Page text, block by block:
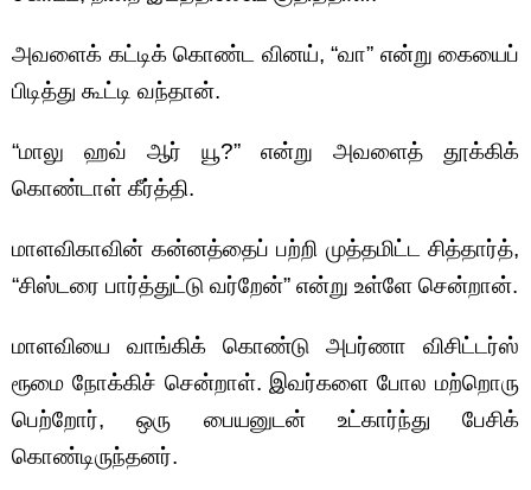
அவளைக் கட்டிக் கொண்ட வினய், “வா” என்று கையைப்
பிடித்து கூட்டி வந்தான்.
“மாலு ஹவ் ஆர் யூ?” என்று அவளைத் தூக்கிக்
கொண்டாள் கீர்த்தி.
மாளவிகாவின் கன்னத்தைப் பற்றி முத்தமிட்ட சித்தார்த்,
“சிஸ்டரை பார்த்துட்டு வர்றேன்” என்று உள்ளே சென்றான்.
மாளவியை வாங்கிக் கொண்டு அபர்ணா விசிட்டர்ஸ்
ரூமை நோக்கிச் சென்றாள். இவர்களை போல மற்றொரு
பெற்றோர், ஒரு பையனுடன் உட்கார்ந்து பேசிக்
கொண்டிருந்தனர்.